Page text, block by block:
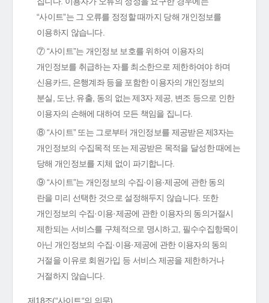
“사이트”는 그 오류를 정정할 때까지 당해 개인정보를
이용하지 않습니다.
⑦ “사이트”는 개인정보 보호를 위하여 이용자의
개인정보를 취급하는 자를 최소한으로 제한하여야 하며
신용카드, 은행계좌 등을 포함한 이용자의 개인정보의
분실, 도난, 유출, 동의 없는 제3자 제공, 변조 등으로 인한
이용자의 손해에 대하여 모든 책임을 집니다.
⑧ “사이트” 또는 그로부터 개인정보를 제공받은 제3자는
개인정보의 수집목적 또는 제공받은 목적을 달성한 때에는
당해 개인정보를 지체 없이 파기합니다.
⑨ “사이트”는 개인정보의 수집·이용·제공에 관한 동의
란을 미리 선택한 것으로 설정해두지 않습니다. 또한
개인정보의 수집·이용·제공에 관한 이용자의 동의거절시
제한되는 서비스를 구체적으로 명시하고, 필수수집항목이
아닌 개인정보의 수집·이용·제공에 관한 이용자의 동의
거절을 이유로 회원가입 등 서비스 제공을 제한하거나
거절하지 않습니다.
제18조(“사이트“의 의무)